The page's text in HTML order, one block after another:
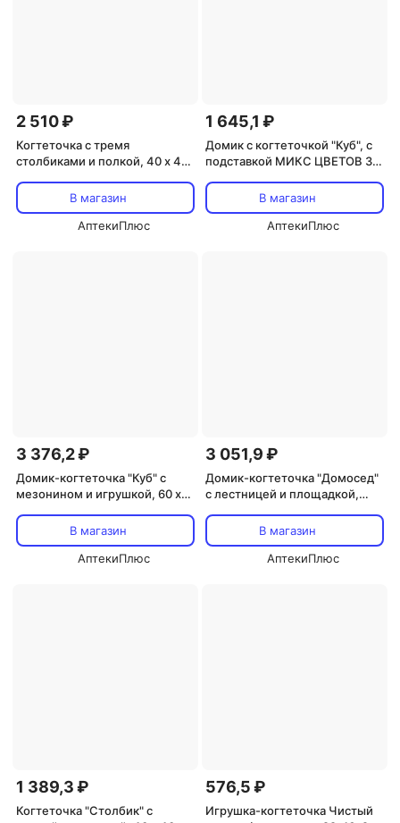
2 510 ₽
Когтеточка с тремя
столбиками и полкой, 40 х 40
В магазин
АптекиПлюс
1 645,1 ₽
Домик с когтеточкой "Куб", с
подставкой МИКС ЦВЕТОВ 30
В магазин
АптекиПлюс
3 376,2 ₽
Домик-когтеточка "Куб" с
мезонином и игрушкой, 60 х
В магазин
АптекиПлюс
3 051,9 ₽
Домик-когтеточка "Домосед"
с лестницей и площадкой,
В магазин
АптекиПлюс
1 389,3 ₽
Когтеточка "Столбик" с
576,5 ₽
Игрушка-когтеточка Чистый